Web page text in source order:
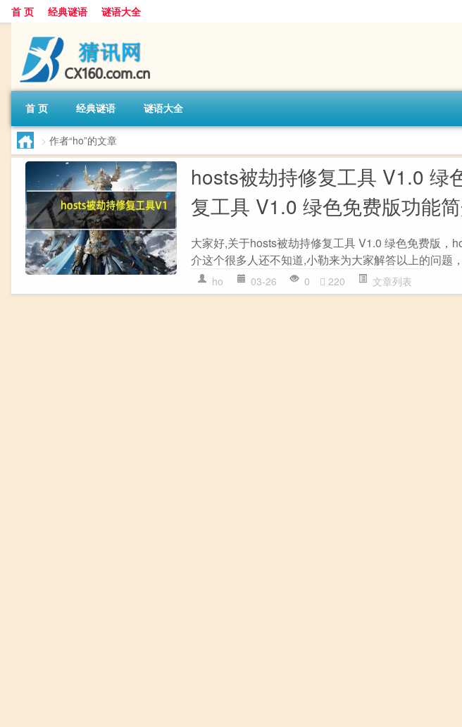
首 页 经典谜语 谜语大全
首 页 经典谜语 谜语大全
> 作者“ho”的文章
hosts被劫持修复工具 V1.0 绿
复工具 V1.0 绿色免费版功能简
大家好,关于hosts被劫持修复工具 V1.0 绿色免费版，
介这个很多人还不知道,小勒来为大家解答以上的问题
ho 03-26 0 220 文章列表